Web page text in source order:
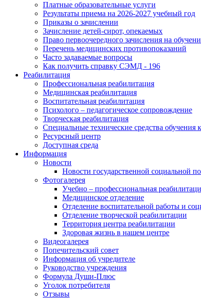
Платные образовательные услуги
Результаты приема на 2026-2027 учебный год
Приказы о зачислении
Зачисление детей-сирот, опекаемых
Право первоочередного зачисления на
Перечень медицинских противопоказаний
Часто задаваемые вопросы
Как получить справку СЭМД - 196
Реабилитация
Профессиональная реабилитация
Медицинская реабилитация
Воспитательная реабилитация
Психолого – педагогическое сопровождение
Творческая реабилитация
Специальные технические средства обучения
Ресурсный центр
Доступная среда
Информация
Новости
Новости государственной социальной
Фотогалерея
Учебно – профессиональная
Медицинское отделение
Отделение воспитательной работы и
Отделение творческой реабилитации
Территория центра реабилитации
Здоровая жизнь в нашем центре
Видеогалерея
Попечительский совет
Информация об учредителе
Руководство учреждения
Формула Души-Плюс
Уголок потребителя
Отзывы